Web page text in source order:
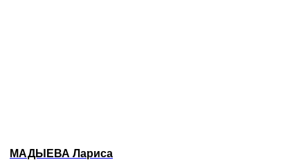
МАДЫЕВА Лариса